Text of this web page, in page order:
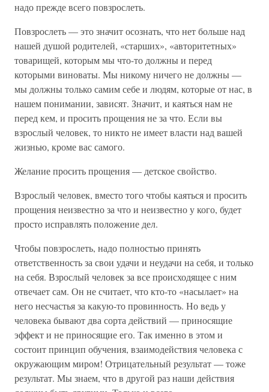
надо прежде всего повзрослеть.
Повзрослеть — это значит осознать, что нет больше над
нашей душой родителей, «старших», «авторитетных»
товарищей, которым мы что-то должны и перед
которыми виноваты. Мы никому ничего не должны —
мы должны только самим себе и людям, которые от нас, в
нашем понимании, зависят. Значит, и каяться нам не
перед кем, и просить прощения не за что. Если вы
взрослый человек, то никто не имеет власти над вашей
жизнью, кроме вас самого.
Желание просить прощения — детское свойство.
Взрослый человек, вместо того чтобы каяться и просить
прощения неизвестно за что и неизвестно у кого, будет
просто исправлять положение дел.
Чтобы повзрослеть, надо полностью принять
ответственность за свои удачи и неудачи на себя, и только
на себя. Взрослый человек за все происходящее с ним
отвечает сам. Он не считает, что кто-то «насылает» на
него несчастья за какую-то провинность. Но ведь у
человека бывают два сорта действий — приносящие
эффект и не приносящие его. Так именно в этом и
состоит принцип обучения, взаимодействия человека с
окружающим миром! Отрицательный результат — тоже
результат. Мы знаем, что в другой раз наши действия